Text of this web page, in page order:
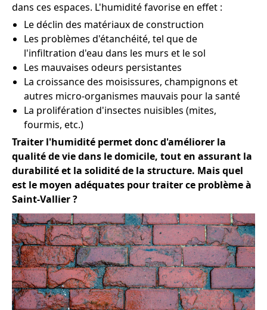
dans ces espaces. L'humidité favorise en effet :
Le déclin des matériaux de construction
Les problèmes d'étanchéité, tel que de
l'infiltration d'eau dans les murs et le sol
Les mauvaises odeurs persistantes
La croissance des moisissures, champignons et
autres micro-organismes mauvais pour la santé
La prolifération d'insectes nuisibles (mites,
fourmis, etc.)
Traiter l'humidité permet donc d'améliorer la
qualité de vie dans le domicile, tout en assurant la
durabilité et la solidité de la structure. Mais quel
est le moyen adéquates pour traiter ce problème à
Saint-Vallier ?